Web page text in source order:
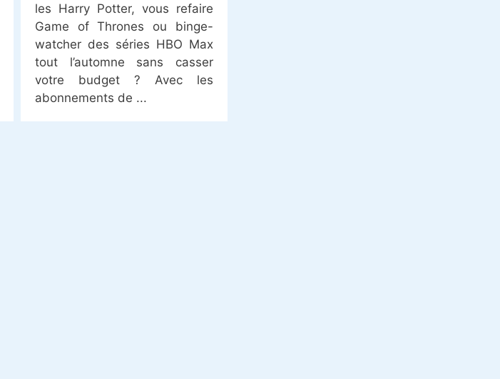
les Harry Potter, vous refaire
Game of Thrones ou binge-
watcher des séries HBO Max
tout l’automne sans casser
votre budget ? Avec les
abonnements de